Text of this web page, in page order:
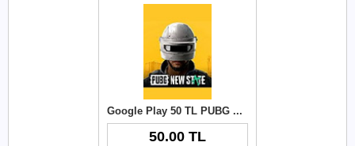
Google Play 50 TL PUBG New State NC
50.00 TL